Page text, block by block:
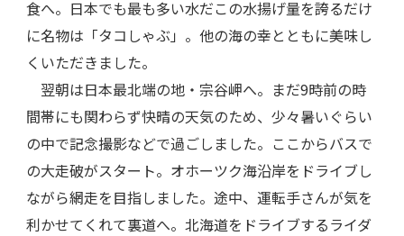
食へ。日本でも最も多い水だこの水揚げ量を誇るだけ
に名物は「タコしゃぶ」。他の海の幸とともに美味し
くいただきました。
翌朝は日本最北端の地・宗谷岬へ。まだ9時前の時
間帯にも関わらず快晴の天気のため、少々暑いぐらい
の中で記念撮影などで過ごしました。ここからバスで
の大走破がスタート。オホーツク海沿岸をドライブし
ながら網走を目指しました。途中、運転手さんが気を
利かせてくれて裏道へ。北海道をドライブするライダ